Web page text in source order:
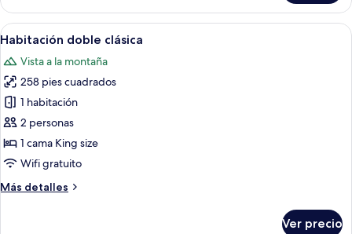
doble
estándar
Abrir
todas
las
fotos
de
Habitación
doble
clásica
Habitación de hotel con cama,
8
Habitación doble clásica
Vista a la montaña
258 pies cuadrados
1 habitación
2 personas
1 cama King size
Wifi gratuito
Más detalles
Más
Ver precio